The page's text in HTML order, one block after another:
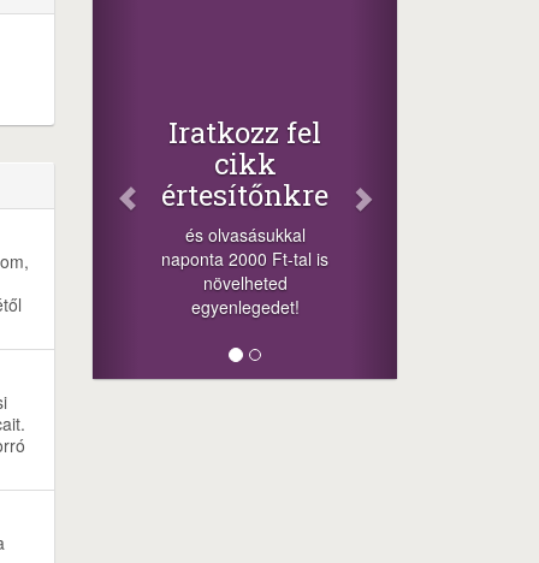
Iratkozz fel
cikk
értesítőnkre
és olvasásukkal
naponta 2000 Ft-tal is
növelheted
egyenlegedet!